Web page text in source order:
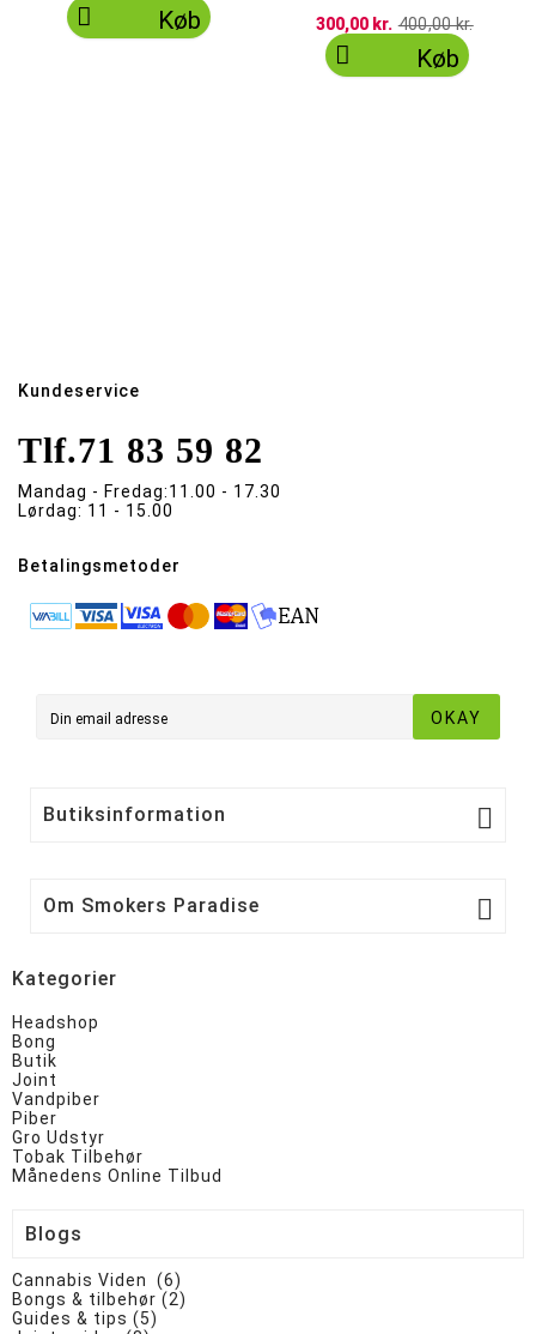
 Køb 300,00 kr. 400,00 kr.
 Køb
Kundeservice
Tlf.71 83 59 82
Mandag - Fredag:11.00 - 17.30
Lørdag: 11 - 15.00
Betalingsmetoder
OKAY
Butiksinformation 
Om Smokers Paradise 
Kategorier
Headshop
Bong
Butik
Joint
Vandpiber
Piber
Gro Udstyr
Tobak Tilbehør
Månedens Online Tilbud
Blogs
Cannabis Viden (6)
Bongs & tilbehør (2)
Guides & tips (5)